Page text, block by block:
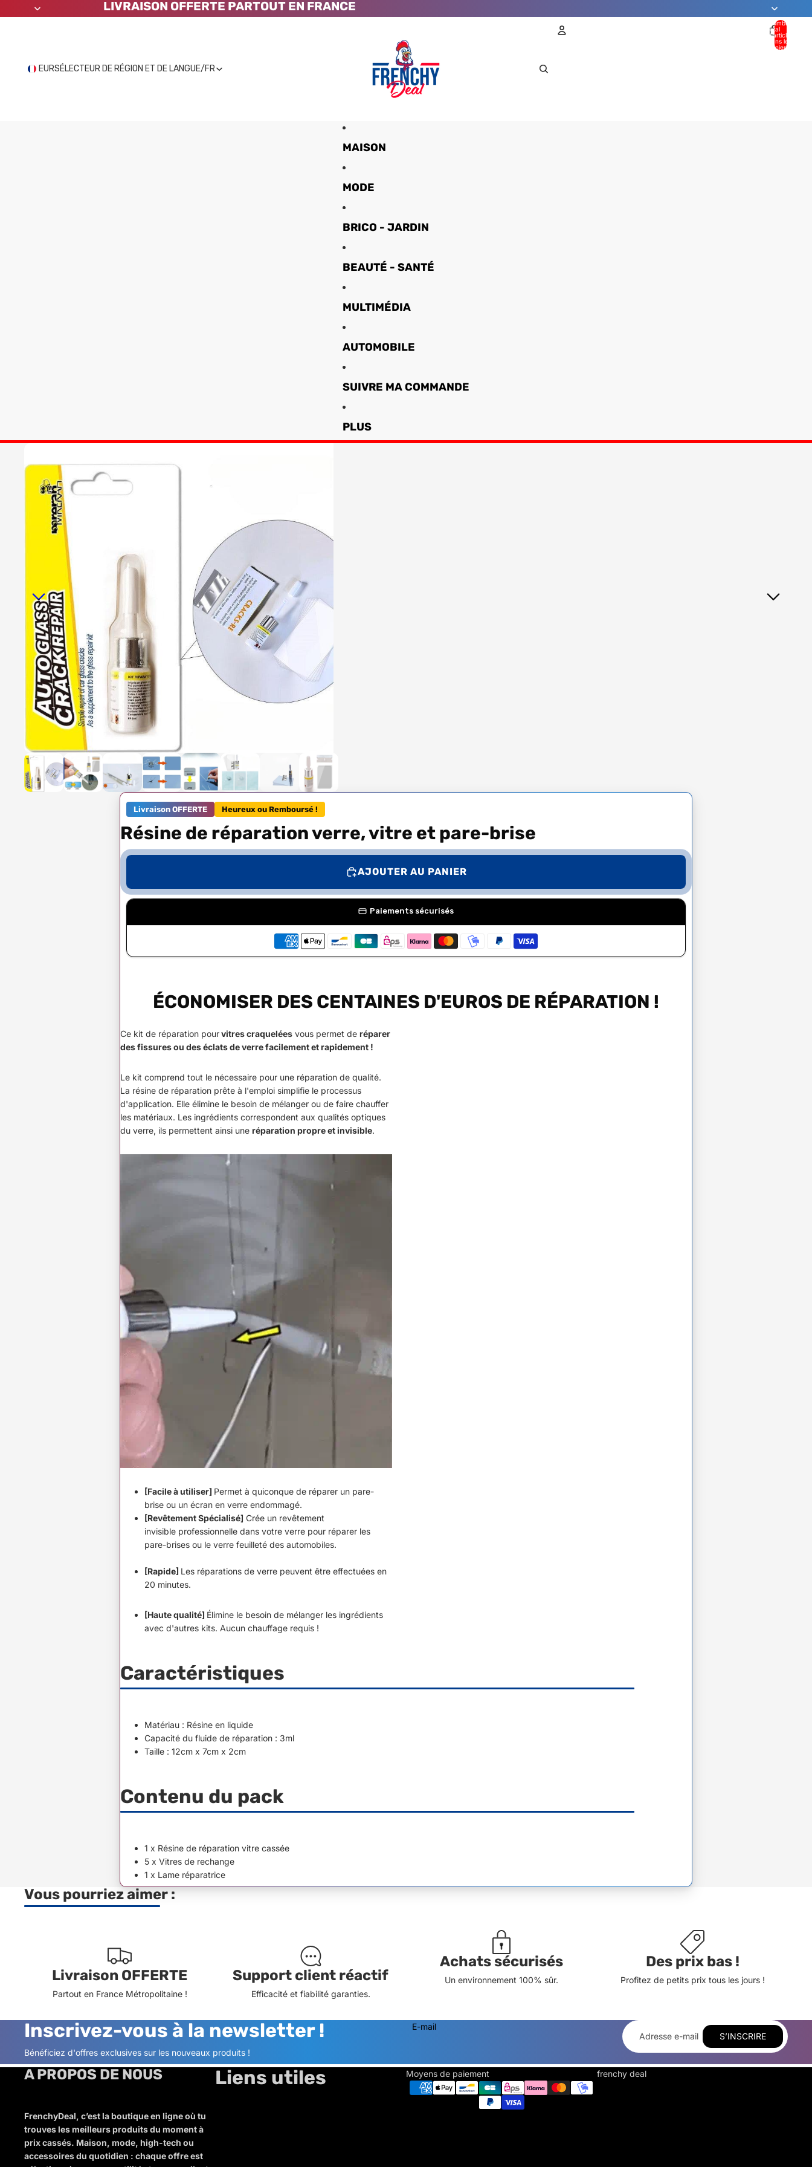
LIVRAISON OFFERTE PARTOUT EN FRANCE
EURSÉLECTEUR DE RÉGION ET DE LANGUE/FR
Nombre
total
d’articles
dans le
panier: 0
MAISON
MODE
BRICO - JARDIN
BEAUTÉ - SANTÉ
MULTIMÉDIA
AUTOMOBILE
SUIVRE MA COMMANDE
PLUS
Livraison OFFERTE Heureux ou Remboursé !
Résine de réparation verre, vitre et pare-brise
AJOUTER AU PANIER
Paiements sécurisés
ÉCONOMISER DES CENTAINES D'EUROS DE RÉPARATION !
Ce kit de réparation pourvitres craquelées vous permet de réparer
des fissures ou des éclats de verre facilement et rapidement !
Le kit comprend tout le nécessaire pour une réparation de qualité.
La résine de réparation prête à l'emploi simplifie le processus
d'application. Elle élimine le besoin de mélanger ou de faire chauffer
les matériaux. Les ingrédients correspondent aux qualités optiques
du verre, ils permettent ainsi une réparation propre et invisible.
[Facile à utiliser] Permet à quiconque de réparer un pare-
brise ou un écran en verre endommagé.
[Revêtement Spécialisé] Crée un revêtement
invisible professionnelle dans votre verre pour réparer les
pare-brises ou le verre feuilleté des automobiles.
[Rapide] Les réparations de verre peuvent être effectuées en
20 minutes.
[Haute qualité] Élimine le besoin de mélanger les ingrédients
avec d'autres kits. Aucun chauffage requis !
Caractéristiques
Matériau : Résine en liquide
Capacité du fluide de réparation : 3ml
Taille : 12cm x 7cm x 2cm
Contenu du pack
1 x Résine de réparation vitre cassée
5 x Vitres de rechange
1 x Lame réparatrice
Vous pourriez aimer :
Livraison OFFERTE
Partout en France Métropolitaine !
Support client réactif
Efficacité et fiabilité garanties.
Achats sécurisés
Un environnement 100% sûr.
Des prix bas !
Profitez de petits prix tous les jours !
Inscrivez-vous à la newsletter !
Bénéficiez d'offres exclusives sur les nouveaux produits !
E-mail
S’INSCRIRE
A PROPOS DE NOUS
FrenchyDeal, c’est la boutique en ligne où tu
trouves les meilleurs produits du moment à
prix cassés. Maison, mode, high-tech ou
accessoires du quotidien : chaque offre est
Liens utiles Moyens de paiement
frenchy deal